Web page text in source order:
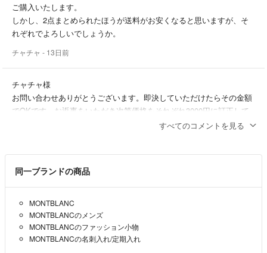
ご購入いたします。
しかし、2点まとめられたほうが送料がお安くなると思いますが、そ
れぞれでよろしいでしょうか。
チャチャ - 13日前
チャチャ様
お問い合わせありがとうございます。即決していただけたらその金額
でOKです。お返事をいただき次第価格をそれぞれ3000円に訂正して
コメント失礼いたします。
こちらの名刺入れと、ミハラヤスヒロの財布の2点まとめ買いで、600
0円でご購入お願いできますでしょうか。ご検討よろしくお願いいた
します。
チャチャ- 13日前
すべてのコメントを見る
同一ブランドの商品
MONTBLANC
MONTBLANCのメンズ
MONTBLANCのファッション小物
MONTBLANCの名刺入れ/定期入れ